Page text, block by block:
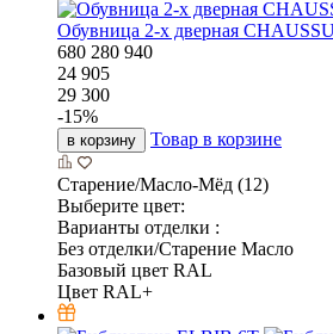
Обувница 2-х дверная
680 280 940
24 905
29 300
-15%
в корзину Товар в корзине
Старение/Масло-Мёд (12)
Выберите цвет:
Варианты отделки :
Без отделки/Старение Масло
Базовый цвет RAL
Цвет RAL+